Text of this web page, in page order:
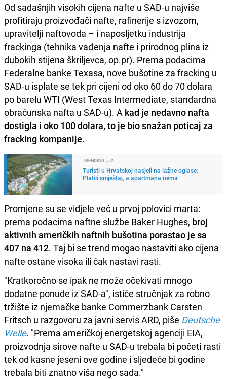
Od sadašnjih visokih cijena nafte u SAD-u najviše
profitiraju proizvođači nafte, rafinerije s izvozom,
upravitelji naftovoda – i naposljetku industrija
frackinga (tehnika vađenja nafte i prirodnog plina iz
dubokih stijena škriljevca, op.pr). Prema podacima
Federalne banke Texasa, nove bušotine za fracking u
SAD-u isplate se tek pri cijeni od oko 60 do 70 dolara
po barelu WTI (West Texas Intermediate, standardna
obračunska nafta u SAD-u). A kad je nedavno nafta
dostigla i oko 100 dolara, to je bio snažan poticaj za
fracking kompanije.
TRENDING
Turisti u Hrvatskoj nasjeli na lažne oglase:
Platili smještaj, a apartmana nema
Promjene su se vidjele već u prvoj polovici marta:
prema podacima naftne službe Baker Hughes, broj
aktivnih američkih naftnih bušotina porastao je sa
407 na 412. Taj bi se trend mogao nastaviti ako cijena
nafte ostane visoka ili čak nastavi rasti.
"Kratkoročno se ipak ne može očekivati mnogo
dodatne ponude iz SAD-a", ističe stručnjak za robno
tržište iz njemačke banke Commerzbank Carsten
Fritsch u razgovoru za javni servis ARD, piše Deutsche
Welle. "Prema američkoj energetskoj agenciji EIA,
proizvodnja sirove nafte u SAD-u trebala bi početi rasti
tek od kasne jeseni ove godine i sljedeće bi godine
trebala biti znatno viša nego sada."